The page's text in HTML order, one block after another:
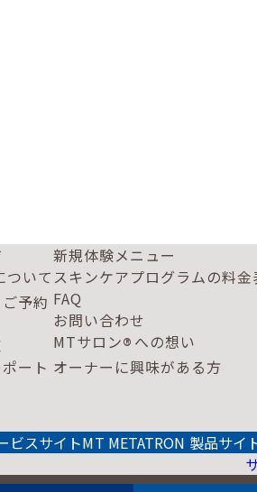
ついて
予約
ート
新規体験メニュー
スキンケアプログラムの料金
FAQ
お問い合わせ
MTサロン® への想い
オーナーに興味がある方
ビスサイトMT METATRON 製品サイ